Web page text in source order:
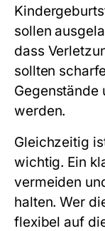
sollen
dass
sollten
Gegenstände
werden.
Gleichzeitig
wichtig. Ein
vermeiden
halten. Wer
flexibel auf